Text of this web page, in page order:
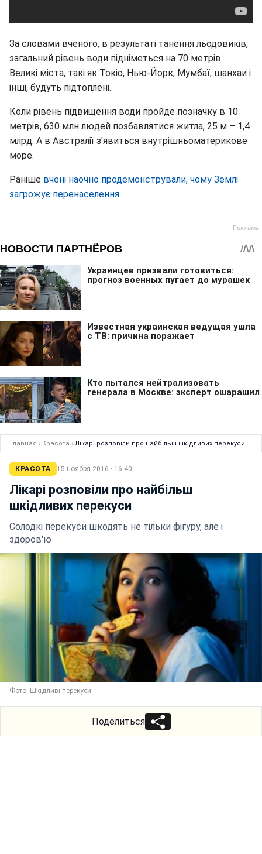
За словами вченого, в результаті танення льодовиків,
загальний рівень води підніметься на 70 метрів.
Великі міста, такі як Токіо, Нью-Йорк, Мумбаї, шанхаи і
інші, будуть підтоплені.
Коли рівень підвищення води пройде позначку в 10
метрів, 630 млн людей позбавлятися житла, 25 м – 1,4
млрд. А в Австралії з'явиться внутрішньоматерикове
море.
Раніше вчені наочно продемонстрували, чому Землі
загрожує перенаселення.
Главная › Красота › Лікарі розповіли про найбільш шкідливих перекуси
КРАСОТА 15 ноября 2016 · 16:40
Лікарі розповіли про найбільш
шкідливих перекуси
Солодкі перекуси шкодять не тільки фігуру, але і
здоров'ю
Фото: Шкідливі перекуси
Поделиться